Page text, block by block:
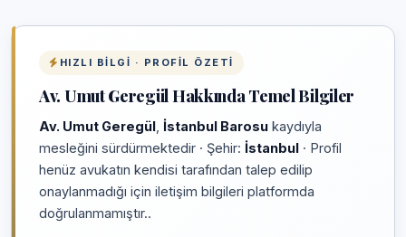
HIZLI BILGI · PROFIL ÖZETI
Av. Umut Geregül Hakkında Temel Bilgiler
Av. Umut Geregül İstanbul Barosu kaydıyla
mesleğini sürdürmektedir · Şehir: İstanbul · Profil
henüz avukatın kendisi tarafından talep edilip
onaylanmadığı için iletişim bilgileri platformda
doğrulanmamıştır..